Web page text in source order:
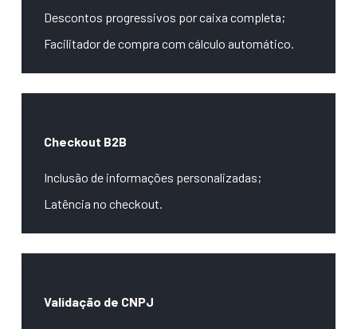
Descontos progressivos por caixa completa;
Facilitador de compra com cálculo automático.
Checkout B2B
Inclusão de informações personalizadas;
Latência no checkout.
Validação de CNPJ